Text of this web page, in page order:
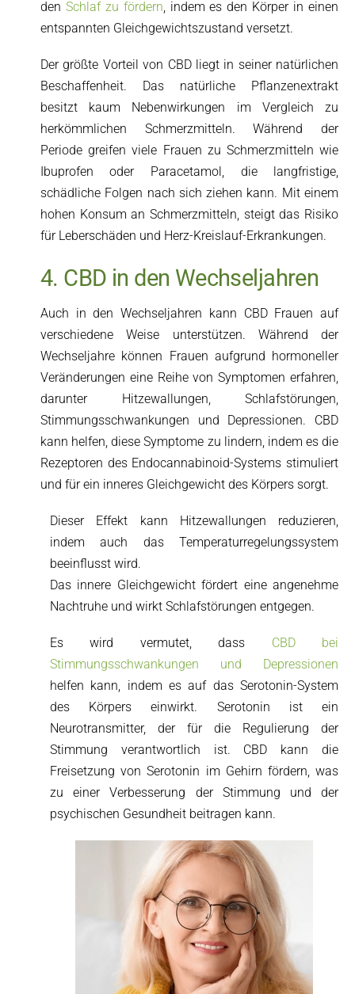
den Schlaf zu fördern, indem es den Körper in einen
entspannten Gleichgewichtszustand versetzt.
Der größte Vorteil von CBD liegt in seiner natürlichen
Beschaffenheit. Das natürliche Pflanzenextrakt
besitzt kaum Nebenwirkungen im Vergleich zu
herkömmlichen Schmerzmitteln. Während der
Periode greifen viele Frauen zu Schmerzmitteln wie
Ibuprofen oder Paracetamol, die langfristige,
schädliche Folgen nach sich ziehen kann. Mit einem
hohen Konsum an Schmerzmitteln, steigt das Risiko
für Leberschäden und Herz-Kreislauf-Erkrankungen.
4. CBD in den Wechseljahren
Auch in den Wechseljahren kann CBD Frauen auf
verschiedene Weise unterstützen. Während der
Wechseljahre können Frauen aufgrund hormoneller
Veränderungen eine Reihe von Symptomen erfahren,
darunter Hitzewallungen, Schlafstörungen,
Stimmungsschwankungen und Depressionen. CBD
kann helfen, diese Symptome zu lindern, indem es die
Rezeptoren des Endocannabinoid-Systems stimuliert
und für ein inneres Gleichgewicht des Körpers sorgt.
Dieser Effekt kann Hitzewallungen reduzieren,
indem auch das Temperaturregelungssystem
beeinflusst wird.
Das innere Gleichgewicht fördert eine angenehme
Nachtruhe und wirkt Schlafstörungen entgegen.
Es wird vermutet, dass CBD bei
Stimmungsschwankungen und Depressionen
helfen kann, indem es auf das Serotonin-System
des Körpers einwirkt. Serotonin ist ein
Neurotransmitter, der für die Regulierung der
Stimmung verantwortlich ist. CBD kann die
Freisetzung von Serotonin im Gehirn fördern, was
zu einer Verbesserung der Stimmung und der
psychischen Gesundheit beitragen kann.